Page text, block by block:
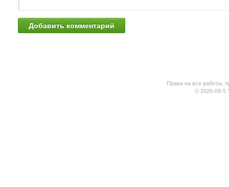
Права на все работы,
© 2026-08-5